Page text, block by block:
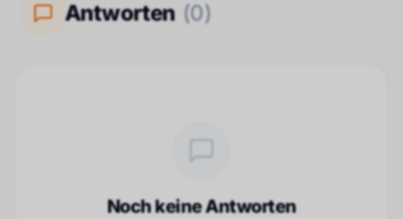
Antworten (0)
Noch keine Antworten